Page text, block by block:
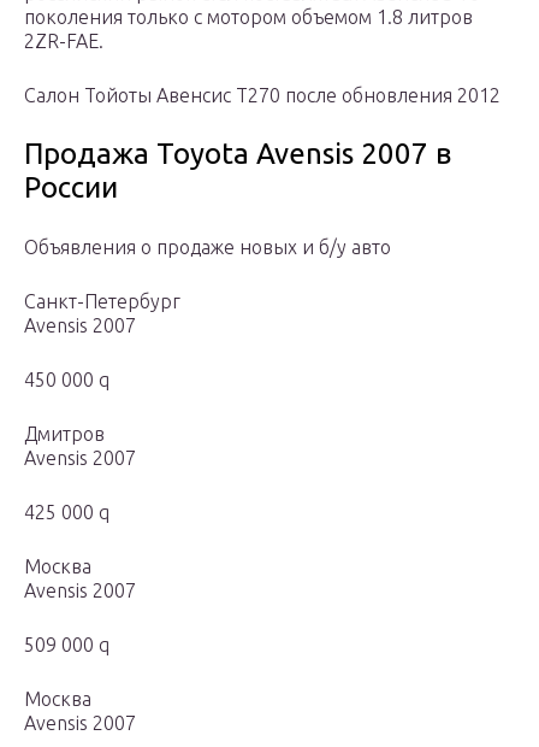
поколения только с мотором объемом 1.8 литров
2ZR-FAE.
Салон Тойоты Авенсис T270 после обновления 2012
Продажа Toyota Avensis 2007 в
России
Объявления о продаже новых и б/у авто
Санкт-Петербург
Avensis 2007
450 000 q
Дмитров
Avensis 2007
425 000 q
Москва
Avensis 2007
509 000 q
Москва
Avensis 2007